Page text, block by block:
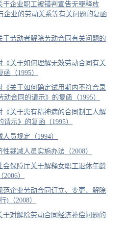
于企业职工被错判宣告无罪释放
企业的劳动关系等有关问题的复函
于劳动者解除劳动合同有关问题的
《关于如何理解无效劳动合同有关
（1995）
《关于如何确定试用期内不符合录
动合同的请示》的复函（1995）
《关于患有精神病的合同制工人解
示》的复函（1995）
员规定（1994）
裁减人员实施办法（2008）
会保障厅关于解释女职工退休年龄
）
范企业劳动合同订立、变更、解除
)（2008）
于对解除劳动合同经济补偿问题的